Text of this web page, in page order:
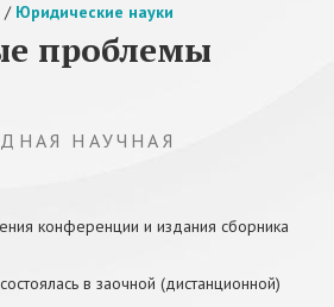
/ Юридические науки
проблемы
НАУЧНАЯ
конференции и издания сборника
в заочной (дистанционной)